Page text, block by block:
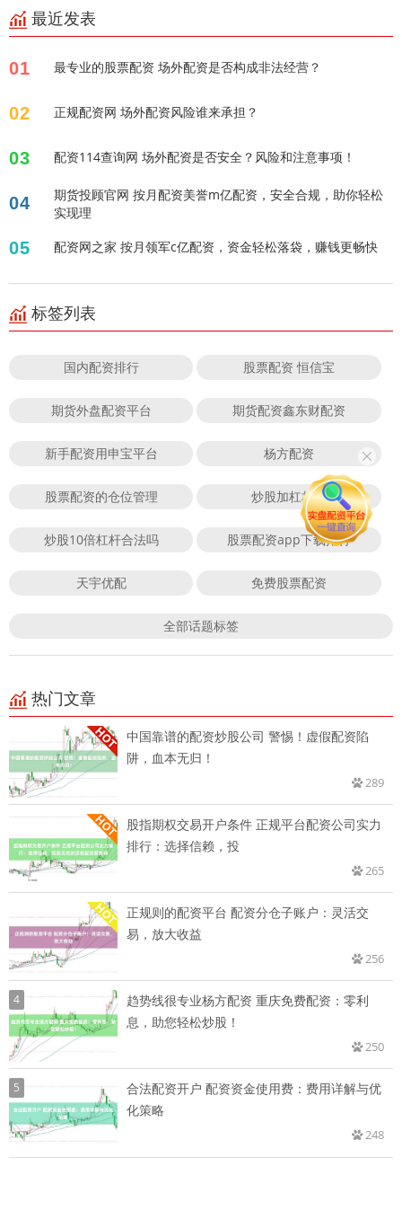
最近发表
01 最专业的股票配资 场外配资是否构成非法经营？
02 正规配资网 场外配资风险谁来承担？
03 配资114查询网 场外配资是否安全？风险和注意事项！
04
期货投顾官网 按月配资美誉m亿配资，安全合规，助你轻松
实现理
05 配资网之家 按月领军c亿配资，资金轻松落袋，赚钱更畅快
标签列表
国内配资排行 股票配资 恒信宝
期货外盘配资平台 期货配资鑫东财配资
新手配资用申宝平台 杨方配资
股票配资的仓位管理 炒股加杠杆吗
炒股10倍杠杆合法吗 股票配资app下载排行
天宇优配 免费股票配资
全部话题标签
热门文章
中国靠谱的配资炒股公司 警惕！虚假配资陷
阱，血本无归！
289
股指期权交易开户条件 正规平台配资公司实力
排行：选择信赖，投
265
正规则的配资平台 配资分仓子账户：灵活交
易，放大收益
256
4
趋势线很专业杨方配资 重庆免费配资：零利
息，助您轻松炒股！
250
5
合法配资开户 配资资金使用费：费用详解与优
化策略
248